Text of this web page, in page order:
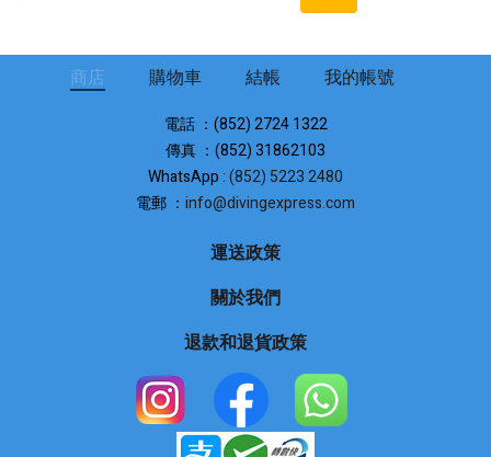
商店 購物車 結帳 我的帳號
電話 ：(852) 2724 1322
傳真 ：(852) 31862103
WhatsApp :(852) 5223 2480
電郵 ： info@divingexpress.com
運送政策
關於我們
退款和退貨政策